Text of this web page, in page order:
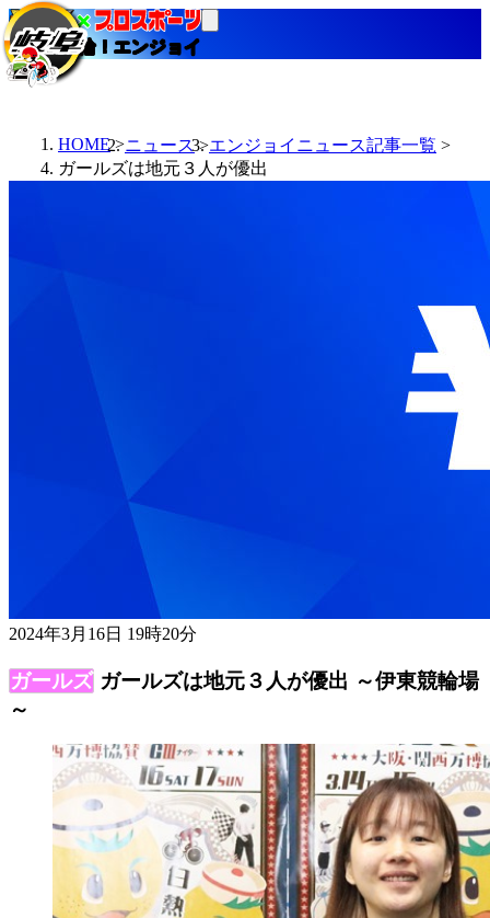
当たる競輪！エンジョイ
HOME ニュース
エンジョイニュース記事一覧
ガールズは地元３人が優出
2024年3月16日 19時20分
ガールズは地元３人が優出 ～伊東競輪場
～